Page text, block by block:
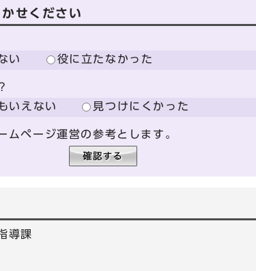
せください
い 役に立たなかった
いえない 見つけにくかった
ムページ運営の参考とします。
導課